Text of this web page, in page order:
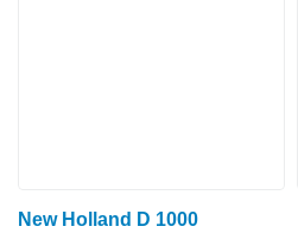
New Holland D 1000